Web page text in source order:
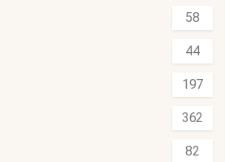
58
44
197
362
82